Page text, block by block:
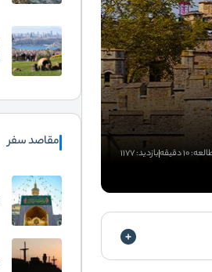
10 دقیقه بازدید: 1177
مقاصد سفر